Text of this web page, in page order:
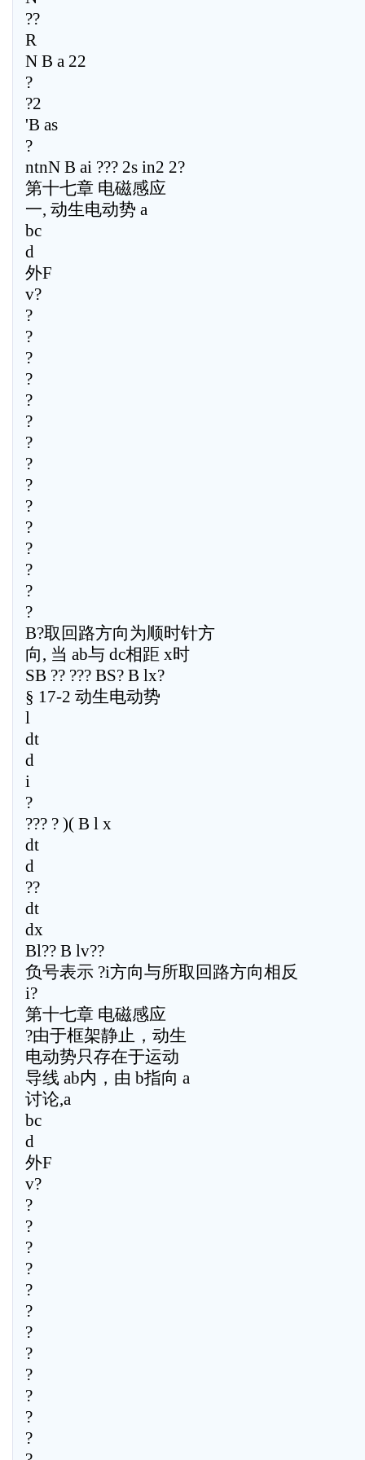
??
R
N B a 22
?
?2
'B as
?
ntnN B ai ??? 2s in2 2?
第十七章 电磁感应
一, 动生电动势 a
bc
d
外F
v?
?
?
?
?
?
?
?
?
?
?
?
?
?
?
?
B?取回路方向为顺时针方
向, 当 ab与 dc相距 x时
SB ?? ??? BS? B lx?
§ 17-2 动生电动势
l
dt
d
i
?
??? ? )( B l x
dt
d
??
dt
dx
Bl?? B lv??
负号表示 ?i方向与所取回路方向相反
i?
第十七章 电磁感应
?由于框架静止，动生
电动势只存在于运动
导线 ab内，由 b指向 a
讨论,a
bc
d
外F
v?
?
?
?
?
?
?
?
?
?
?
?
?